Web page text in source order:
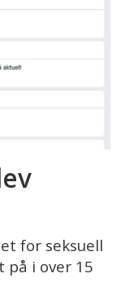
for seksuell
på i over 15